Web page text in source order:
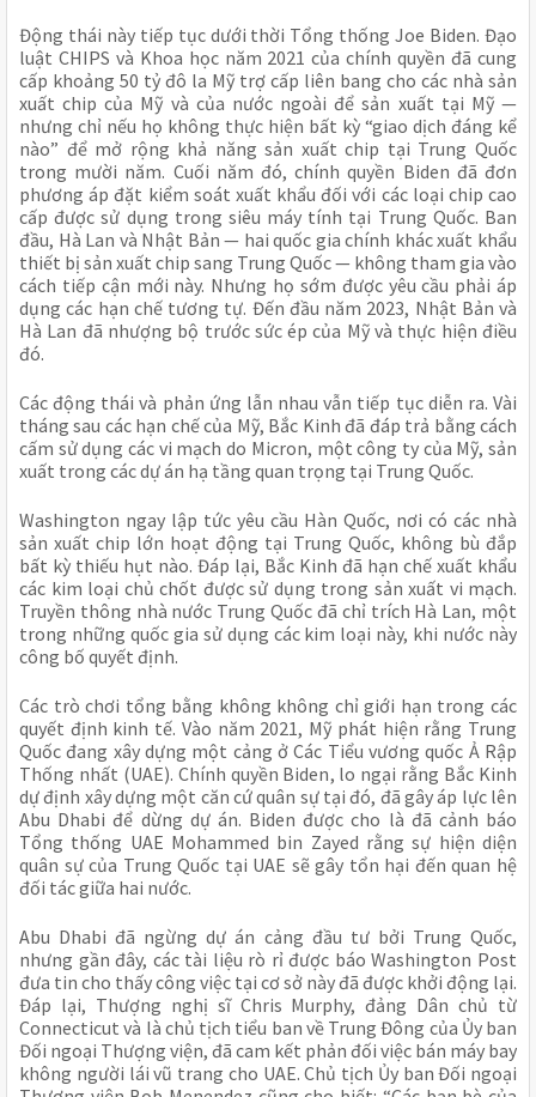
Động thái này tiếp tục dưới thời Tổng thống Joe Biden. Đạo
luật CHIPS và Khoa học năm 2021 của chính quyền đã cung
cấp khoảng 50 tỷ đô la Mỹ trợ cấp liên bang cho các nhà sản
xuất chip của Mỹ và của nước ngoài để sản xuất tại Mỹ —
nhưng chỉ nếu họ không thực hiện bất kỳ “giao dịch đáng kể
nào” để mở rộng khả năng sản xuất chip tại Trung Quốc
trong mười năm. Cuối năm đó, chính quyền Biden đã đơn
phương áp đặt kiểm soát xuất khẩu đối với các loại chip cao
cấp được sử dụng trong siêu máy tính tại Trung Quốc. Ban
đầu, Hà Lan và Nhật Bản — hai quốc gia chính khác xuất khẩu
thiết bị sản xuất chip sang Trung Quốc — không tham gia vào
cách tiếp cận mới này. Nhưng họ sớm được yêu cầu phải áp
dụng các hạn chế tương tự. Đến đầu năm 2023, Nhật Bản và
Hà Lan đã nhượng bộ trước sức ép của Mỹ và thực hiện điều
đó.
Các động thái và phản ứng lẫn nhau vẫn tiếp tục diễn ra. Vài
tháng sau các hạn chế của Mỹ, Bắc Kinh đã đáp trả bằng cách
cấm sử dụng các vi mạch do Micron, một công ty của Mỹ, sản
xuất trong các dự án hạ tầng quan trọng tại Trung Quốc.
Washington ngay lập tức yêu cầu Hàn Quốc, nơi có các nhà
sản xuất chip lớn hoạt động tại Trung Quốc, không bù đắp
bất kỳ thiếu hụt nào. Đáp lại, Bắc Kinh đã hạn chế xuất khẩu
các kim loại chủ chốt được sử dụng trong sản xuất vi mạch.
Truyền thông nhà nước Trung Quốc đã chỉ trích Hà Lan, một
trong những quốc gia sử dụng các kim loại này, khi nước này
công bố quyết định.
Các trò chơi tổng bằng không không chỉ giới hạn trong các
quyết định kinh tế. Vào năm 2021, Mỹ phát hiện rằng Trung
Quốc đang xây dựng một cảng ở Các Tiểu vương quốc Ả Rập
Thống nhất (UAE). Chính quyền Biden, lo ngại rằng Bắc Kinh
dự định xây dựng một căn cứ quân sự tại đó, đã gây áp lực lên
Abu Dhabi để dừng dự án. Biden được cho là đã cảnh báo
Tổng thống UAE Mohammed bin Zayed rằng sự hiện diện
quân sự của Trung Quốc tại UAE sẽ gây tổn hại đến quan hệ
đối tác giữa hai nước.
Abu Dhabi đã ngừng dự án cảng đầu tư bởi Trung Quốc,
nhưng gần đây, các tài liệu rò rỉ được báo Washington Post
đưa tin cho thấy công việc tại cơ sở này đã được khởi động lại.
Đáp lại, Thượng nghị sĩ Chris Murphy, đảng Dân chủ từ
Connecticut và là chủ tịch tiểu ban về Trung Đông của Ủy ban
Đối ngoại Thượng viện, đã cam kết phản đối việc bán máy bay
không người lái vũ trang cho UAE. Chủ tịch Ủy ban Đối ngoại